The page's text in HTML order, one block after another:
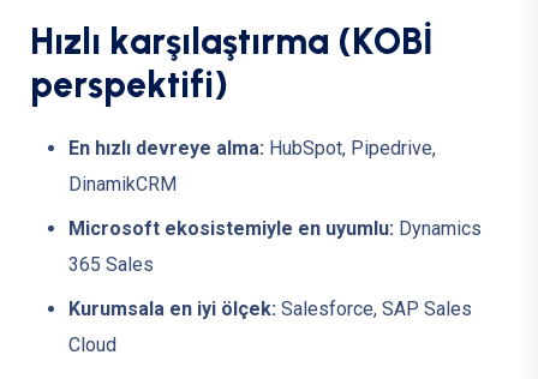
Hızlı karşılaştırma (KOBİ
perspektifi)
En hızlı devreye alma: HubSpot, Pipedrive,
DinamikCRM
Microsoft ekosistemiyle en uyumlu: Dynamics
365 Sales
Kurumsala en iyi ölçek: Salesforce, SAP Sales
Cloud